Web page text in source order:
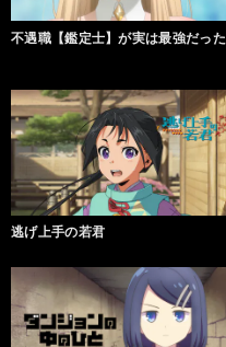
不遇職【鑑定士】が実は最強だった
逃げ上手の若君